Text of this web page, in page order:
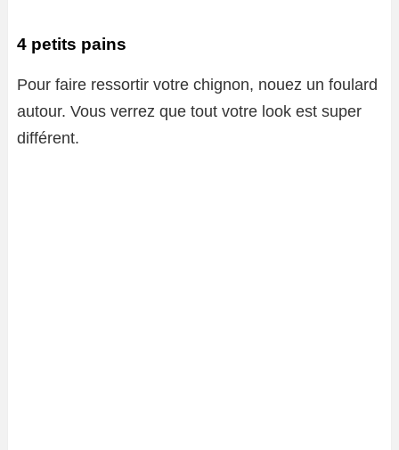
4 petits pains
Pour faire ressortir votre chignon, nouez un foulard
autour. Vous verrez que tout votre look est super
différent.